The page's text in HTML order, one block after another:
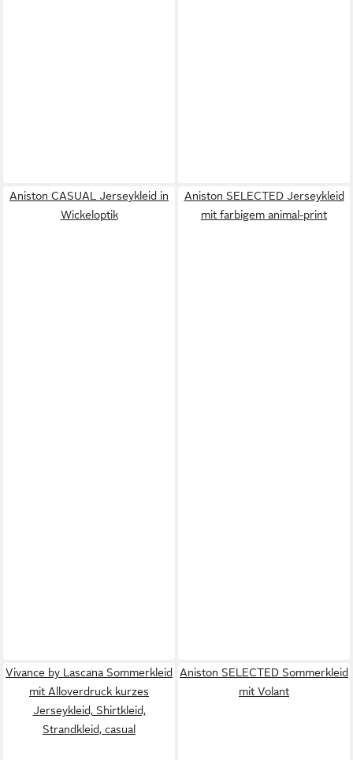
Aniston CASUAL Jerseykleid in
Wickeloptik
Aniston SELECTED Jerseykleid
mit farbigem animal-print
Vivance by Lascana Sommerkleid
mit Alloverdruck kurzes
Jerseykleid, Shirtkleid,
Strandkleid, casual
Aniston SELECTED Sommerkleid
mit Volant